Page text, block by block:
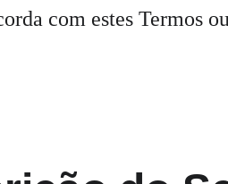
com estes Termos